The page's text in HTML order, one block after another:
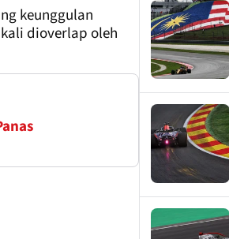
keunggulan
dioverlap oleh